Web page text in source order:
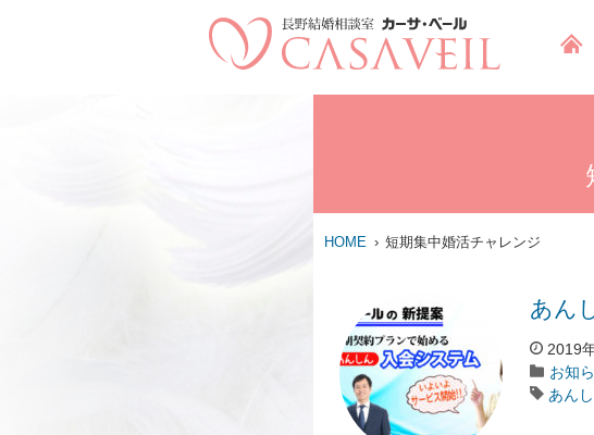
HOME 短期集中婚活チャレンジ
あん
2019
お知
あん